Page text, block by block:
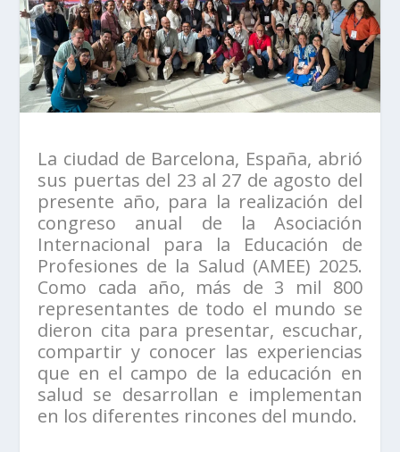
La ciudad de Barcelona, España, abrió
sus puertas del 23 al 27 de agosto del
presente año, para la realización del
congreso anual de la Asociación
Internacional para la Educación de
Profesiones de la Salud (AMEE) 2025.
Como cada año, más de 3 mil 800
representantes de todo el mundo se
dieron cita para presentar, escuchar,
compartir y conocer las experiencias
que en el campo de la educación en
salud se desarrollan e implementan
en los diferentes rincones del mundo.